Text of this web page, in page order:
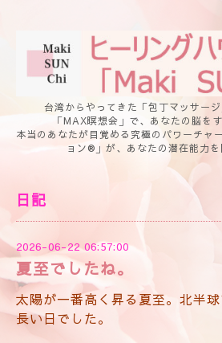
台湾からやってきた「包丁マッサー
「MAX瞑想会」で、あなたの脳を
本当のあなたが目覚める究極のパワーチャ
ョン®」が、あなたの潜在能力を
日記
2026-06-22 06:57:00
夏至でしたね。
太陽が一番高く昇る夏至。北半
長い日でした。